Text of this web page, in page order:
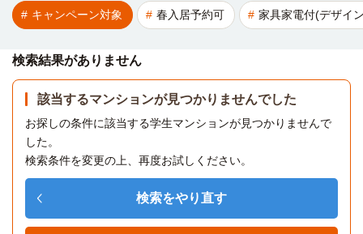
キャンペーン対象 春入居予約可 家具家電付(デザイ
検索結果がありません
該当するマンションが見つかりませんでした
お探しの条件に該当する学生マンションが見つかりませんで
した。
検索条件を変更の上、再度お試しください。
検索をやり直す